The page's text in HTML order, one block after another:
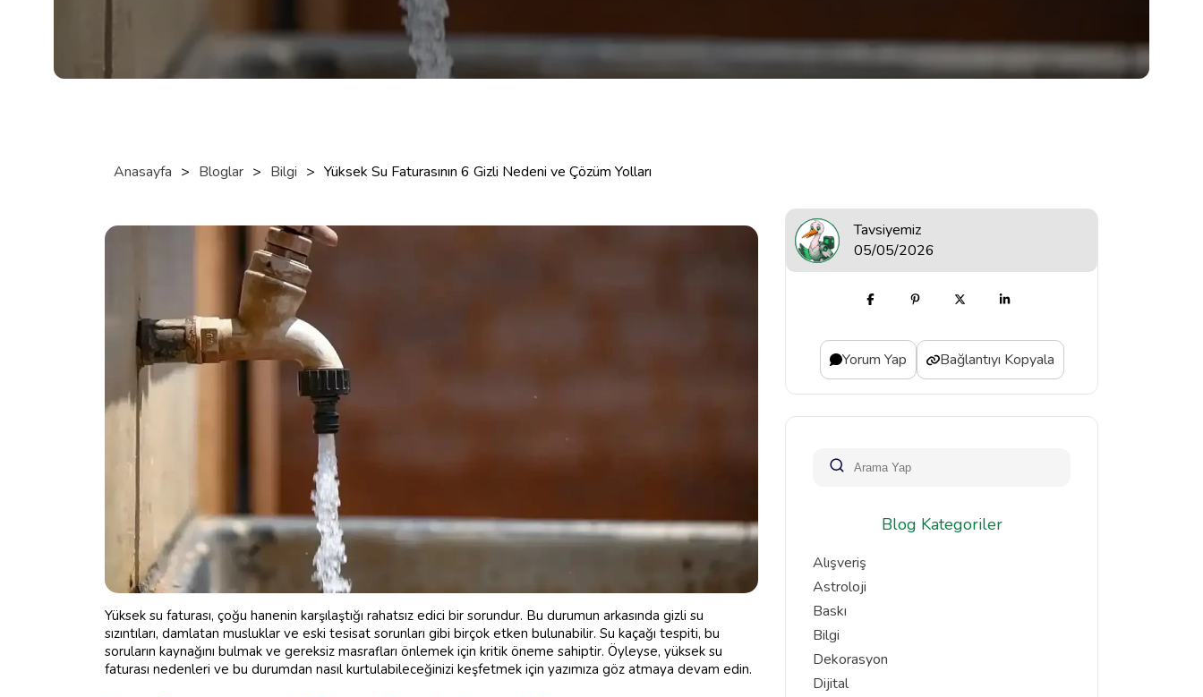
Anasayfa > Bloglar > Bilgi > Yüksek Su Faturasının 6 Gizli Nedeni ve Çözüm Yolları
Yüksek su faturası, çoğu hanenin karşılaştığı rahatsız edici bir sorundur. Bu durumun arkasında gizli su
sızıntıları, damlatan musluklar ve eski tesisat sorunları gibi birçok etken bulunabilir. Su kaçağı tespiti, bu
soruların kaynağını bulmak ve gereksiz masrafları önlemek için kritik öneme sahiptir. Öyleyse, yüksek su
faturası nedenleri ve bu durumdan nasıl kurtulabileceğinizi keşfetmek için yazımıza göz atmaya devam edin.
Tavsiyemiz
05/05/2026
Yorum Yap Bağlantıyı Kopyala
Blog Kategoriler
Alışveriş
Astroloji
Baskı
Bilgi
Dekorasyon
Dijital